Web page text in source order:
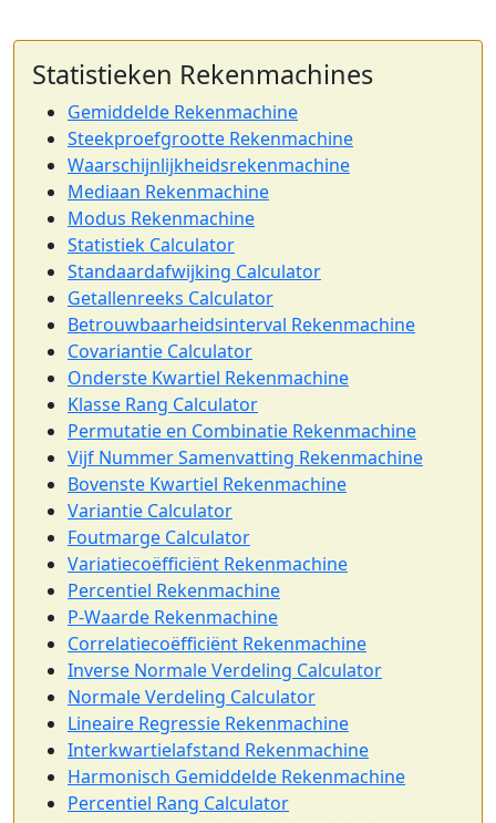
Statistieken Rekenmachines
Gemiddelde Rekenmachine
Steekproefgrootte Rekenmachine
Waarschijnlijkheidsrekenmachine
Mediaan Rekenmachine
Modus Rekenmachine
Statistiek Calculator
Standaardafwijking Calculator
Getallenreeks Calculator
Betrouwbaarheidsinterval Rekenmachine
Covariantie Calculator
Onderste Kwartiel Rekenmachine
Klasse Rang Calculator
Permutatie en Combinatie Rekenmachine
Vijf Nummer Samenvatting Rekenmachine
Bovenste Kwartiel Rekenmachine
Variantie Calculator
Foutmarge Calculator
Variatiecoëfficiënt Rekenmachine
Percentiel Rekenmachine
P-Waarde Rekenmachine
Correlatiecoëfficiënt Rekenmachine
Inverse Normale Verdeling Calculator
Normale Verdeling Calculator
Lineaire Regressie Rekenmachine
Interkwartielafstand Rekenmachine
Harmonisch Gemiddelde Rekenmachine
Percentiel Rang Calculator